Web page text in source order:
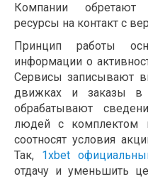
Компании обретают
ресурсы на контакт с
Принцип работы
информации о
Сервисы записывают
движках и заказы в
обрабатывают
людей с комплектом
соотносят условия
Так, 1xbet
отдачу и уменьшить